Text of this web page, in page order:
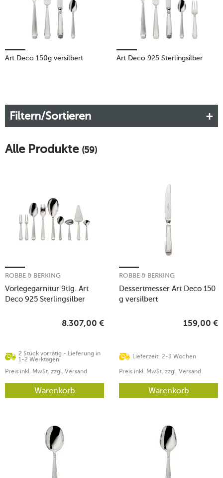
Art Deco 150g versilbert Art Deco 925 Sterlingsilber
Filtern/Sortieren
Alle Produkte (59)
Vorlegegarnitur 9tlg. Art
Deco 925 Sterlingsilber
ROBBE & BERKING
2 Stück vorrätig - Lieferung in
1-2 Werktagen
8.307,00 €
Preis inkl. MwSt. zzgl. Versand
Warenkorb
Dessertmesser Art Deco 150
g versilbert
ROBBE & BERKING
Lieferzeit: 2-3 Wochen
159,00 €
Preis inkl. MwSt. zzgl. Versand
Warenkorb